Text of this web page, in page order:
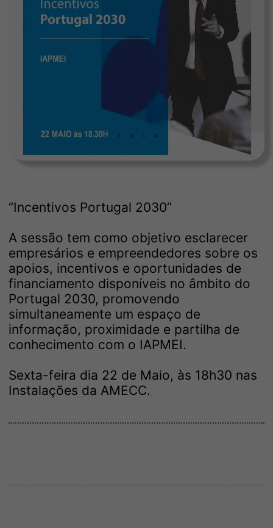
“Incentivos Portugal 2030”
A sessão tem como objetivo esclarecer
empresários e empreendedores sobre os
apoios, incentivos e oportunidades de
financiamento disponíveis no âmbito do
Portugal 2030, promovendo
simultaneamente um espaço de
informação, proximidade e partilha de
conhecimento com o IAPMEI.
Sexta-feira dia 22 de Maio, às 18h30 nas
Instalações da AMECC.